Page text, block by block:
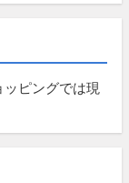
ピングでは現